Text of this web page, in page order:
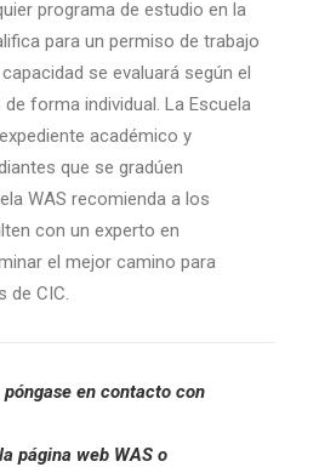
programa de estudio en la
para un permiso de trabajo
se evaluará según el
forma individual. La Escuela
académico y
que se gradúen
WAS recomienda a los
con un experto en
el mejor camino para
de CIC.
en contacto con
página web WAS o